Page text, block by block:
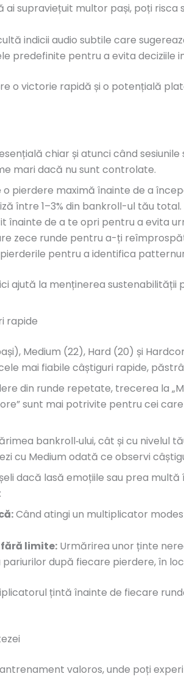
ai supraviețuit multor pași, poți
indicii audio subtile care
predefinite pentru a evita deciziile
o victorie rapidă și o potențială
chiar și atunci când
mari dacă nu sunt controlate.
o pierdere maximă înainte de a
între 1–3% din bankroll-ul tău total.
înainte de a te opri pentru a evita
zece runde pentru a-ți
pentru a identifica
ajută la menținerea
rapide
Medium (22), Hard (20) și
mai fiabile câștiguri rapide,
din runde repetate, trecerea la
sunt mai potrivite pentru cei
bankroll‑ului, cât și cu nivelul
cu Medium odată ce observi
dacă lasă emoțiile sau prea
Când atingi un multiplicator
limite: Urmărirea unor ținte
pariurilor după fiecare pierdere, în
țintă înainte de fiecare
valoros, unde poți